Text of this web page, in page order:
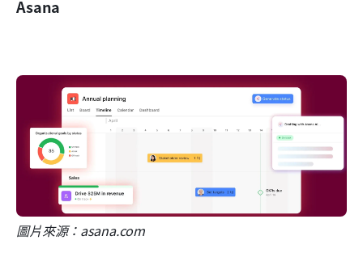
Asana
圖片來源：asana.com